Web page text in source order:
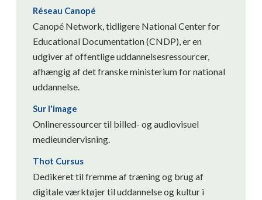
Réseau Canopé
Canopé Network, tidligere National Center for
Educational Documentation (CNDP), er en
udgiver af offentlige uddannelsesressourcer,
afhængig af det franske ministerium for national
uddannelse.
Sur l'image
Onlineressourcer til billed- og audiovisuel
medieundervisning.
Thot Cursus
Dedikeret til fremme af træning og brug af
digitale værktøjer til uddannelse og kultur i